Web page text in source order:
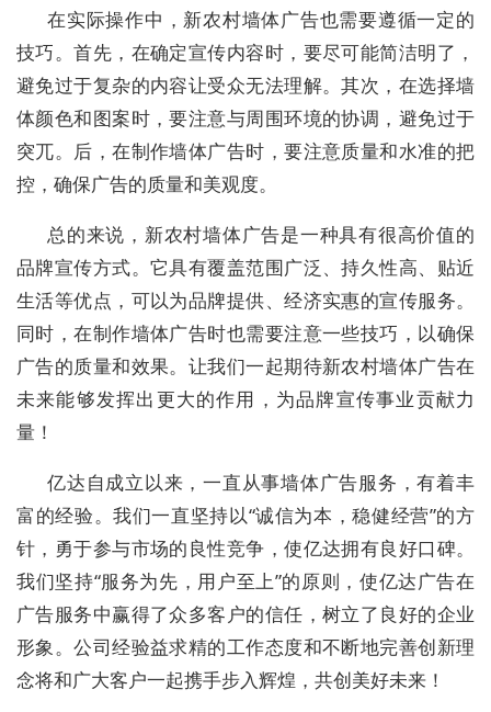
在实际操作中，新农村墙体广告也需要遵循一定的
技巧。首先，在确定宣传内容时，要尽可能简洁明了，
避免过于复杂的内容让受众无法理解。其次，在选择墙
体颜色和图案时，要注意与周围环境的协调，避免过于
突兀。后，在制作墙体广告时，要注意质量和水准的把
控，确保广告的质量和美观度。
总的来说，新农村墙体广告是一种具有很高价值的
品牌宣传方式。它具有覆盖范围广泛、持久性高、贴近
生活等优点，可以为品牌提供、经济实惠的宣传服务。
同时，在制作墙体广告时也需要注意一些技巧，以确保
广告的质量和效果。让我们一起期待新农村墙体广告在
未来能够发挥出更大的作用，为品牌宣传事业贡献力
量！
亿达自成立以来，一直从事墙体广告服务，有着丰
富的经验。我们一直坚持以“诚信为本，稳健经营”的方
针，勇于参与市场的良性竞争，使亿达拥有良好口碑。
我们坚持“服务为先，用户至上”的原则，使亿达广告在
广告服务中赢得了众多客户的信任，树立了良好的企业
形象。公司经验益求精的工作态度和不断地完善创新理
念将和广大客户一起携手步入辉煌，共创美好未来！